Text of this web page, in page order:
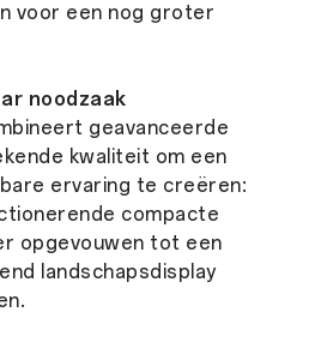
voor een nog groter
noodzaak
geavanceerde
kwaliteit om een
ervaring te creëren:
compacte
opgevouwen tot een
landschapsdisplay